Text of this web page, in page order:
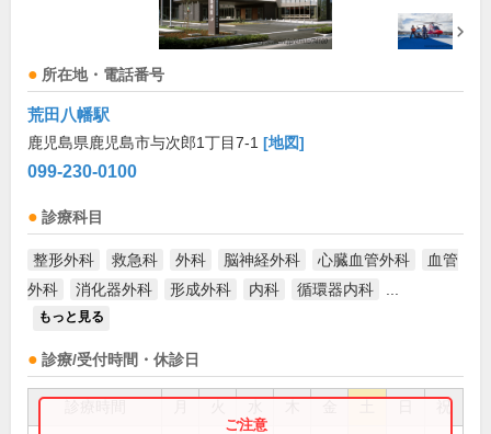
所在地・電話番号
荒田八幡駅
鹿児島県鹿児島市与次郎1丁目7-1 [地図]
099-230-0100
診療科目
整形外科 救急科 外科 脳神経外科 心臓血管外科
血管
外科
消化器外科 形成外科 内科 循環器内科
もっと見る
診療/受付時間・休診日
祝